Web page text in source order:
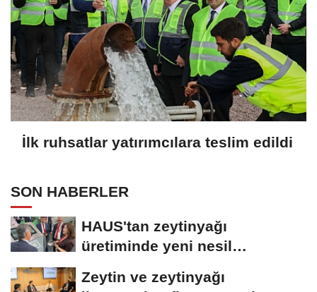
İlk ruhsatlar yatırımcılara teslim edildi
SON HABERLER
HAUS'tan zeytinyağı
üretiminde yeni nesil
Zeytin ve zeytinyağı